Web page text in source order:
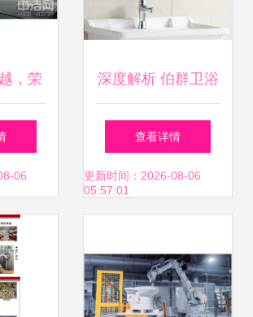
，荣
——热
卫浴
洁具
”
06
深度解析 伯群卫浴
太空铝浴室柜系列
——挂墙式盆柜组
销价值
查看详情
更新时间：2026-08-06
05:57:01